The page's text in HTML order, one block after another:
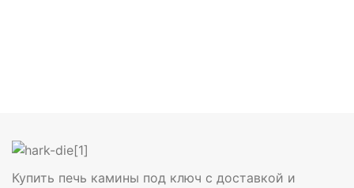
Купить печь камины под ключ с доставкой и